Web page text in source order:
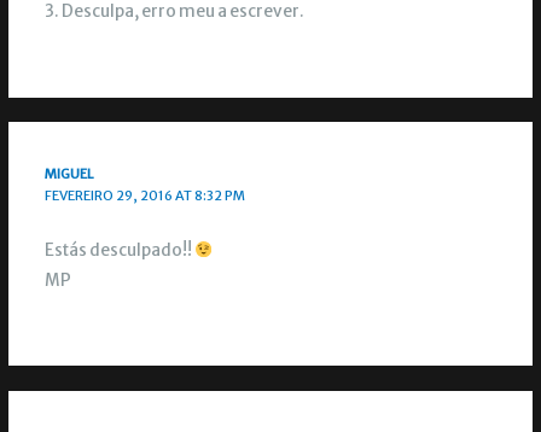
3. Desculpa, erro meu a escrever.
MIGUEL
FEVEREIRO 29, 2016 AT 8:32 PM
Estás desculpado!!
MP